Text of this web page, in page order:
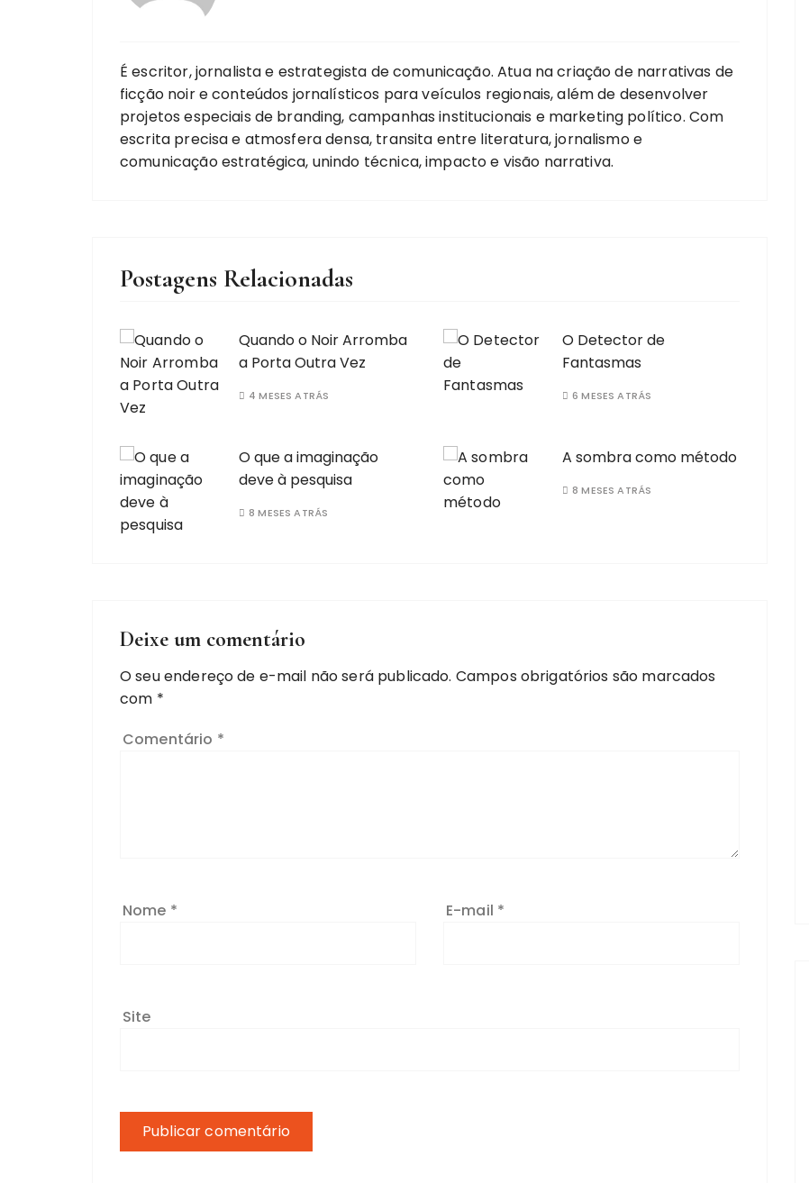
É escritor, jornalista e estrategista de comunicação. Atua na criação de narrativas de
ficção noir e conteúdos jornalísticos para veículos regionais, além de desenvolver
projetos especiais de branding, campanhas institucionais e marketing político. Com
escrita precisa e atmosfera densa, transita entre literatura, jornalismo e
comunicação estratégica, unindo técnica, impacto e visão narrativa.
Postagens Relacionadas
Quando o Noir Arromba
a Porta Outra Vez
4 MESES ATRÁS
O Detector de
Fantasmas
6 MESES ATRÁS
O que a imaginação
deve à pesquisa
8 MESES ATRÁS
A sombra como método
8 MESES ATRÁS
Deixe um comentário
O seu endereço de e-mail não será publicado. Campos obrigatórios são marcados
com *
Comentário *
Nome * E-mail *
Site